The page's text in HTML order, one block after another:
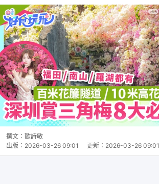
撰文： 歐詩敏
出版： 2026-03-26 09:01 更新： 2026-03-26 09:01